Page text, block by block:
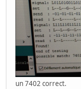
un 7402 correct.